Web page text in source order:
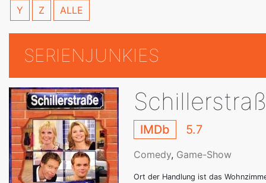
Y Z ALLE
SERIENJUNKIES
IMDb 5.7
Comedy, Game-Show
Ort der Handlung ist das